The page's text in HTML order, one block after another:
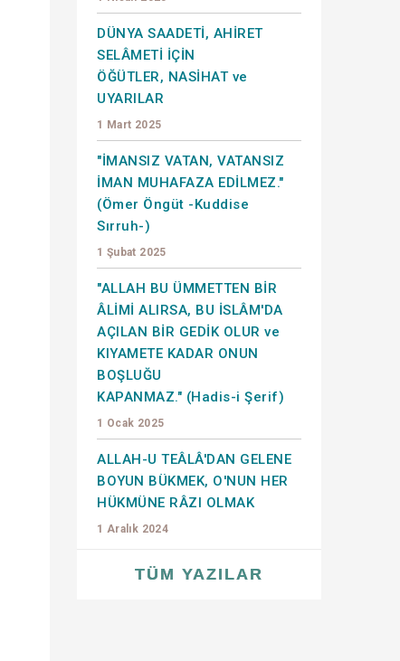
DÜNYA SAADETİ, AHİRET
SELÂMETİ İÇİN
ÖĞÜTLER, NASİHAT ve
UYARILAR
1 Mart 2025
"İMANSIZ VATAN, VATANSIZ
İMAN MUHAFAZA EDİLMEZ."
(Ömer Öngüt -Kuddise
Sırruh-)
1 Şubat 2025
"ALLAH BU ÜMMETTEN BİR
ÂLİMİ ALIRSA, BU İSLÂM'DA
AÇILAN BİR GEDİK OLUR ve
KIYAMETE KADAR ONUN
BOŞLUĞU
KAPANMAZ." (Hadis-i Şerif)
1 Ocak 2025
ALLAH-U TEÂLÂ'DAN GELENE
BOYUN BÜKMEK, O'NUN HER
HÜKMÜNE RÂZI OLMAK
1 Aralık 2024
TÜM YAZILAR